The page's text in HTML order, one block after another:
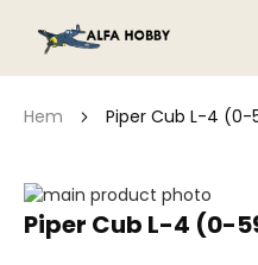
Hem Piper Cub L-4 (0-
Piper Cub L-4 (0-
Hoppa
till
slutet
Hoppa